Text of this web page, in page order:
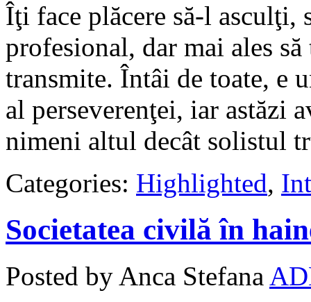
Îţi face plăcere să-l asculţi,
profesional, dar mai ales
transmite. Întâi de toate, e
al perseverenţei, iar astăzi
nimeni altul decât solistul
Categories: Highlighted,
Societatea civilă în
Posted by Anca Stefana